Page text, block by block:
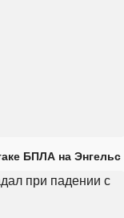
БПЛА на Энгельс